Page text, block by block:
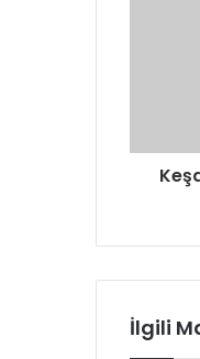
g
n
İlgili